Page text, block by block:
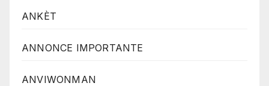
ANKÈT
ANNONCE IMPORTANTE
ANVIWONMAN